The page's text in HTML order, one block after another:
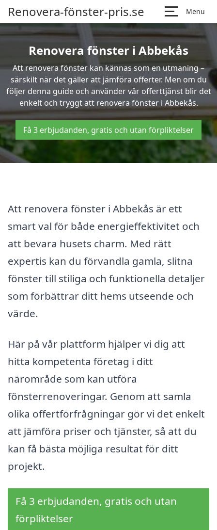
Renovera-fönster-pris.se Menu
Renovera fönster i Abbekås
Att renovera fönster kan kännas som en utmaning –
särskilt när det gäller att jämföra offerter. Men om du
följer denna guide och använder vår offerttjänst blir det
enkelt och tryggt att renovera fönster i Abbekås.
Få 3 erbjudanden, gratis och utan förpliktelser
Att renovera fönster i Abbekås är ett
smart val för både energieffektivitet och
att bevara husets charm. Med rätt
expertis kan du förvandla gamla, slitna
fönster till stiliga och funktionella detaljer
som förbättrar ditt hems utseende och
värde.
Här på vår plattform hjälper vi dig att
hitta kompetenta företag i ditt
närområde som kan utföra
fönsterrenoveringar. Genom att samla
olika offertförfrågningar gör vi det enkelt
att jämföra priser och tjänster, så att du
kan få bästa möjliga resultat för ditt
projekt.
Få 3 erbjudanden, gratis och utan
förpliktelser